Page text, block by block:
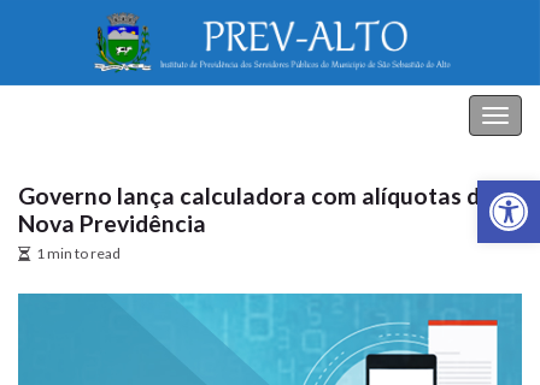
Abrir
Governo lança calculadora com alíquotas da
Nova Previdência
1 min to read